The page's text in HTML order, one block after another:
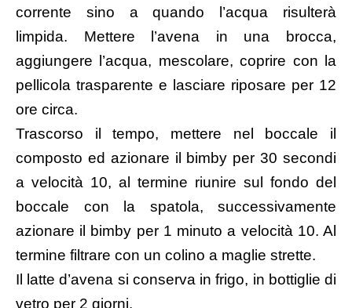
corrente sino a quando l’acqua risulterà
limpida. Mettere l’avena in una brocca,
aggiungere l’acqua, mescolare, coprire con la
pellicola trasparente e lasciare riposare per 12
ore circa.
Trascorso il tempo, mettere nel boccale il
composto ed azionare il bimby per 30 secondi
a velocità 10, al termine riunire sul fondo del
boccale con la spatola, successivamente
azionare il bimby per 1 minuto a velocità 10. Al
termine filtrare con un colino a maglie strette.
Il latte d’avena si conserva in frigo, in bottiglie di
vetro per 2 giorni.